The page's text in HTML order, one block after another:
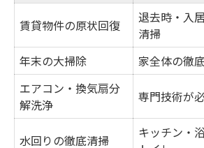
岡山市南区北浦の業者比較
ト
信頼できるハウスクリーニ
める方法
口コミと実績から学ぶ選び
失敗しないハウスクリーニ
地元で安心できるサービス
賃貸物件の原状回復
退去時・入
清掃
年末の大掃除 家全体の徹
エアコン・換気扇分
解洗浄
専門技術が
水回りの徹底清掃
キッチン・